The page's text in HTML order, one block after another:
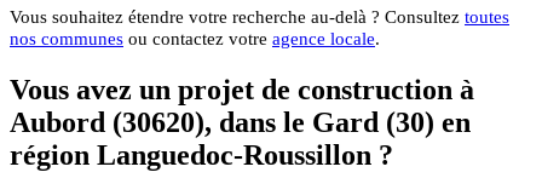
Vous souhaitez étendre votre recherche au-delà ? Consultez toutes
nos communes ou contactez votre agence locale.
Vous avez un projet de construction à
Aubord (30620), dans le Gard (30) en
région Languedoc-Roussillon ?